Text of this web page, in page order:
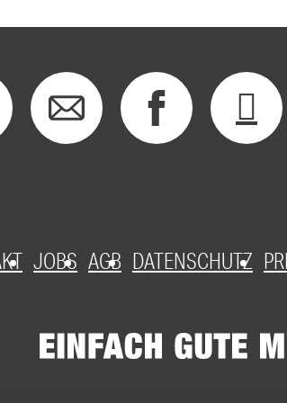
JOBS AGB DATENSCHUTZ